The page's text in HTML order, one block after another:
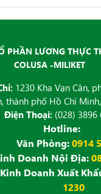
PHẦN LƯƠNG THỰC
COLUSA -MILIKET
1230 Kha Vạn Cân,
thành phố Hồ Chí
Điện Thoại:(028) 3896
Hotline:
Văn Phòng: 0914
Doanh Nội Địa:
Kinh Doanh Xuất
1230